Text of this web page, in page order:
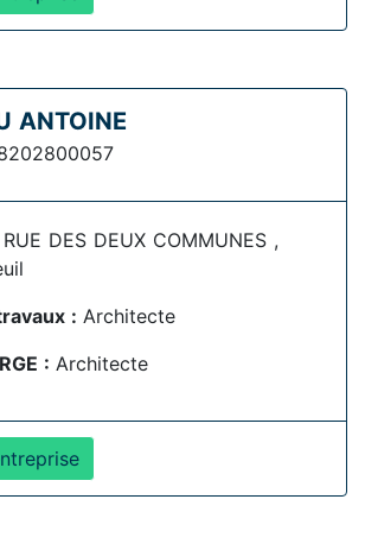
ANTOINE
DES DEUX COMMUNES ,
: Architecte
: Architecte